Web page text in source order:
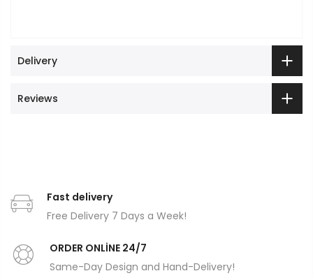
Delivery
Reviews
Fast delivery
Free Delivery 7 Days a Week!
ORDER ONLİNE 24/7
Same-Day Design and Hand-Delivery!